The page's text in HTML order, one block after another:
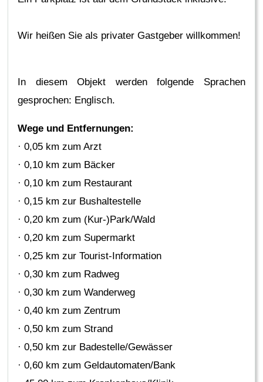
Wir heißen Sie als privater Gastgeber willkommen!
In diesem Objekt werden folgende Sprachen
gesprochen: Englisch.
Wege und Entfernungen:
· 0,05 km zum Arzt
· 0,10 km zum Bäcker
· 0,10 km zum Restaurant
· 0,15 km zur Bushaltestelle
· 0,20 km zum (Kur-)Park/Wald
· 0,20 km zum Supermarkt
· 0,25 km zur Tourist-Information
· 0,30 km zum Radweg
· 0,30 km zum Wanderweg
· 0,40 km zum Zentrum
· 0,50 km zum Strand
· 0,50 km zur Badestelle/Gewässer
· 0,60 km zum Geldautomaten/Bank